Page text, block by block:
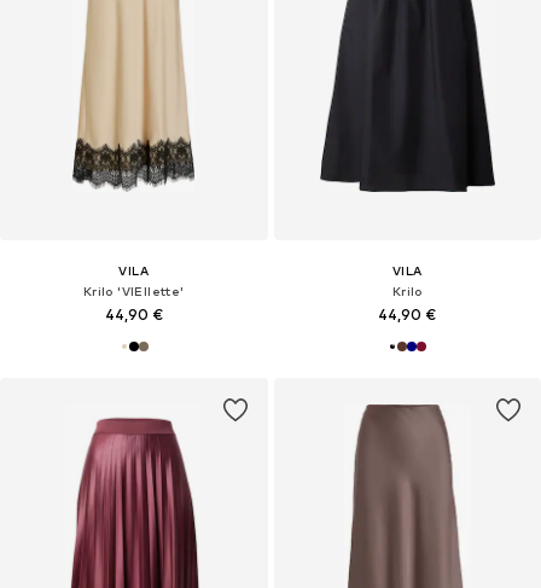
VILA
Krilo 'VIEllette'
44,90 €
VILA
Krilo
44,90 €